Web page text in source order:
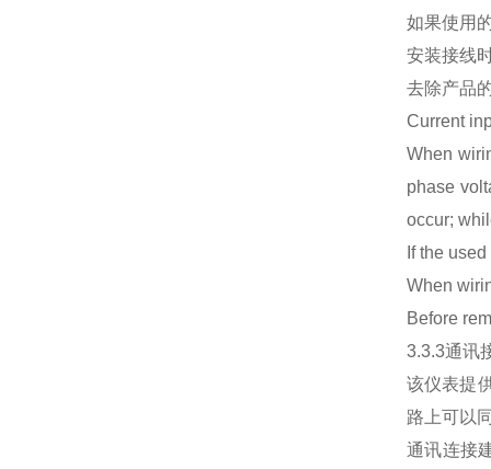
如果使用
安装接线
去除产品
Current
When
phase
occur;
If the
When
Before
3.3.3通讯
该仪表提
路上可以
通讯连接